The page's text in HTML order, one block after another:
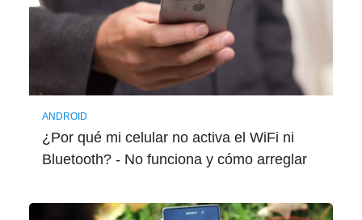
ANDROID
¿Por qué mi celular no activa el WiFi ni
Bluetooth? - No funciona y cómo arreglar